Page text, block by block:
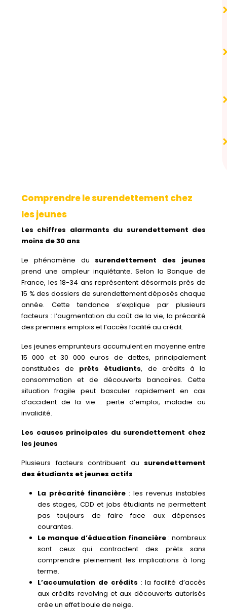
Comprendre le surendettement chez
les jeunes
Les chiffres alarmants du surendettement des
moins de 30 ans
Le phénomène du surendettement des jeunes
prend une ampleur inquiétante. Selon la Banque de
France, les 18-34 ans représentent désormais près de
15 % des dossiers de surendettement déposés chaque
année. Cette tendance s’explique par plusieurs
facteurs : l’augmentation du coût de la vie, la précarité
des premiers emplois et l’accès facilité au crédit.
Les jeunes emprunteurs accumulent en moyenne entre
15 000 et 30 000 euros de dettes, principalement
constituées de prêts étudiants, de crédits à la
consommation et de découverts bancaires. Cette
situation fragile peut basculer rapidement en cas
d’accident de la vie : perte d’emploi, maladie ou
invalidité.
Les causes principales du surendettement chez
les jeunes
Plusieurs facteurs contribuent au surendettement
des étudiants et jeunes actifs :
La précarité financière : les revenus instables
des stages, CDD et jobs étudiants ne permettent
pas toujours de faire face aux dépenses
courantes.
Le manque d’éducation financière : nombreux
sont ceux qui contractent des prêts sans
comprendre pleinement les implications à long
terme.
L’accumulation de crédits : la facilité d’accès
aux crédits revolving et aux découverts autorisés
crée un effet boule de neige.